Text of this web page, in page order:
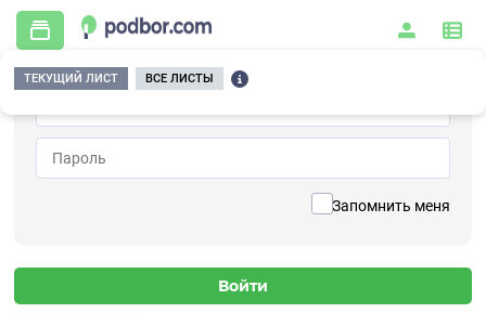
Запомнить меня
ТЕКУЩИЙ ЛИСТ ВСЕ ЛИСТЫ
Главная / Контрольно-измерительные приборы и автоматика / Датчики /
Виброускорения / 1C201HA-10
Датчик виброускорения